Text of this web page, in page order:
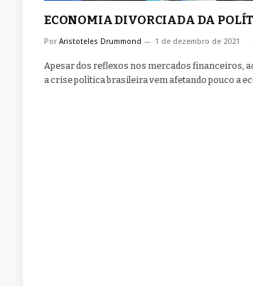
ECONOMIA DIVORCIADA DA
Por Aristoteles Drummond 1 de dezembro de 2021
Apesar dos reflexos nos mercados financeiros,
a crise política brasileira vem afetando pouco a